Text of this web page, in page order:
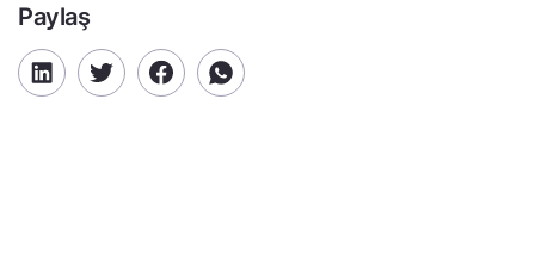
Paylaş